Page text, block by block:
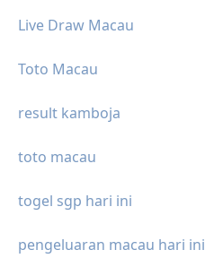
Live Draw Macau
Toto Macau
result kamboja
toto macau
togel sgp hari ini
pengeluaran macau hari ini